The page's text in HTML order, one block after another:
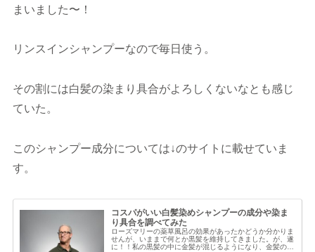
まいました〜！
リンスインシャンプーなので毎日使う。
その割には白髪の染まり具合がよろしくないなとも感じ
ていた。
このシャンプー成分については↓のサイトに載せていま
す。
コスパがいい白髪染めシャンプーの成分や染ま
り具合を調べてみた
ローズマリーの薬草風呂の効果があったかどうか分かりま
せんが、いままで何とか黒髪を維持してきました。が、遂
に！！私の黒髪の中に金髪が混じるようになり、金髪の根